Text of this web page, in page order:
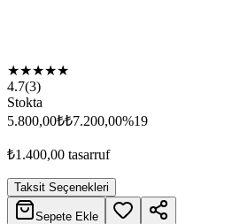
★★★★★
4.7(3)
Stokta
5.800,00₺₺7.200,00%19
₺1.400,00 tasarruf
Taksit Seçenekleri
Sepete Ekle